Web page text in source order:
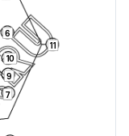
6
7
9
10
11